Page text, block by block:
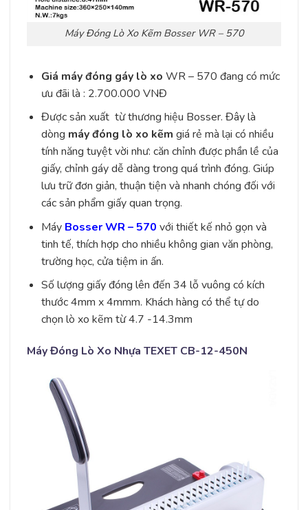
Máy Đóng Lò Xo Kẽm Bosser WR – 570
Giá máy đóng gáy lò xo WR – 570 đang có mức
ưu đãi là : 2.700.000 VNĐ
Được sản xuất từ thương hiệu Bosser. Đây là
dòng máy đóng lò xo kẽm giá rẻ mà lại có nhiều
tính năng tuyệt vời như: căn chỉnh được phần lề của
giấy, chỉnh gáy dễ dàng trong quá trình đóng. Giúp
lưu trữ đơn giản, thuận tiện và nhanh chóng đối với
các sản phẩm giấy quan trọng.
Máy Bosser WR – 570 với thiết kế nhỏ gọn và
tinh tế, thích hợp cho nhiều không gian văn phòng,
trường học, cửa tiệm in ấn.
Số lượng giấy đóng lên đến 34 lỗ vuông có kích
thước 4mm x 4mmm. Khách hàng có thể tự do
chọn lò xo kẽm từ 4.7 -14.3mm
Máy Đóng Lò Xo Nhựa TEXET CB-12-450N